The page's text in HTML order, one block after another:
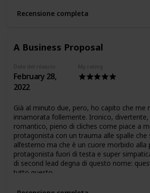
Recensione completa
A Business Proposal
Date del rilascio
February 28,
2022
My rating
Già al minuto due, pero, ho capito che me
innamorata follemente. Ironico,
romantico, pieno di cliches come piace a
protagonista con un trauma alle spalle che
all’esterno ma che è un cuore morbido alla
protagonista fuori di testa e super
di second lead degna di questo nome:
tutto questo.